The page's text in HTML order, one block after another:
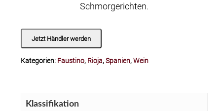
Schmorgerichten.
Jetzt Händler werden
Kategorien: Faustino, Rioja,Spanien,Wein
Klassifikation